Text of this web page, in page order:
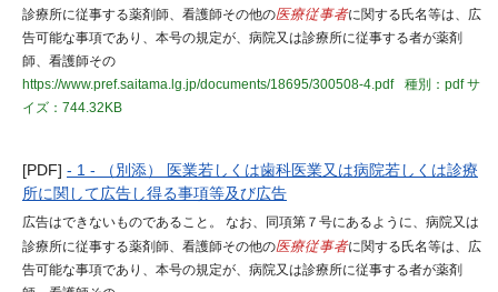
診療所に従事する薬剤師、看護師その他の医療従事者に関する氏名等は、広
告可能な事項であり、本号の規定が、病院又は診療所に従事する者が薬剤
師、看護師その
https://www.pref.saitama.lg.jp/documents/18695/300508-4.pdf
種別：pdfサ
イズ：744.32KB
[PDF] - 1 - （別添） 医業若しくは歯科医業又は病院若しくは診療
所に関して広告し得る事項等及び広告
広告はできないものであること。 なお、同項第７号にあるように、病院又は
診療所に従事する薬剤師、看護師その他の医療従事者に関する氏名等は、広
告可能な事項であり、本号の規定が、病院又は診療所に従事する者が薬剤